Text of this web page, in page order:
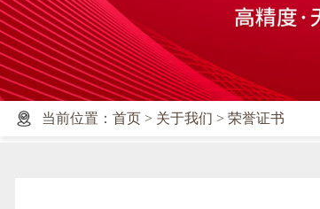
当前位置： 首页 > 关于我们 > 荣誉证书